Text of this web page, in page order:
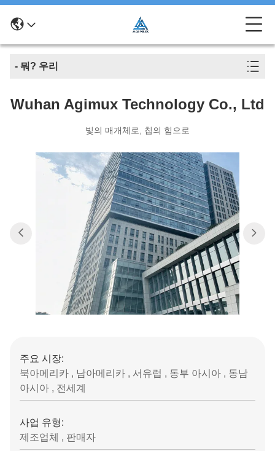
- 뭐? 우리
Wuhan Agimux Technology Co., Ltd
빛의 매개체로, 칩의 힘으로
주요 시장:
북아메리카 , 남아메리카 , 서유럽 , 동부 아시아 , 동남
아시아 , 전세계
사업 유형:
제조업체 , 판매자